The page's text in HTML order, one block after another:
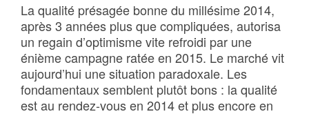
La qualité présagée bonne du millésime 2014,
après 3 années plus que compliquées, autorisa
un regain d’optimisme vite refroidi par une
énième campagne ratée en 2015. Le marché vit
aujourd’hui une situation paradoxale. Les
fondamentaux semblent plutôt bons : la qualité
est au rendez-vous en 2014 et plus encore en